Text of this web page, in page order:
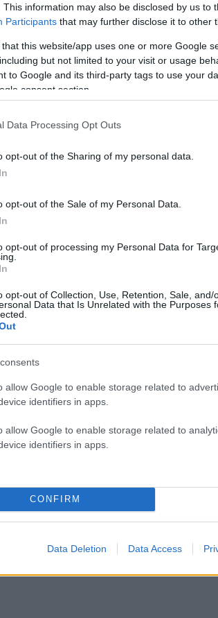
This information may also be disclosed by us to
Participants that may further disclose it to other
that this website/app uses one or more Google
but not limited to your visit or usage
to Google and its third-party tags to use your
consent section.
Data Processing Opt Outs
opt-out of the Sharing of my personal data.
opt-out of the Sale of my Personal Data.
opt-out of processing my Personal Data for
opt-out of Collection, Use, Retention, Sale, and/
Data that Is Unrelated with the Purposes
allow Google to enable storage related to
identifiers in apps.
allow Google to enable storage related to
identifiers in apps.
CONFIRM
Data Deletion Data Access
Στις αρχές της εβδομάδας ο
προς την Καλαμαριά, ενώ
Οπως έχει δηλώσει «στόχος
η ασφάλεια. Πάντα υπάρχει